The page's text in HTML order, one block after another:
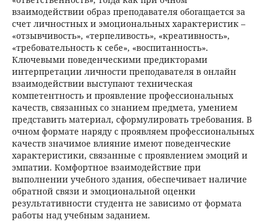
взаимодействии образ преподавателя обогащается за
счет личностных и эмоциональных характеристик –
«отзывчивость», «терпеливость», «креативность»,
«требовательность к себе», «воспитанность».
Ключевыми поведенческими предикторами
интерпретации личности преподавателя в онлайн
взаимодействии выступают техническая
компетентность и проявление профессиональных
качеств, связанных со знанием предмета, умением
представить материал, сформулировать требования. В
очном формате наряду с проявляем профессиональных
качеств значимое влияние имеют поведенческие
характеристики, связанные с проявлением эмоций и
эмпатии. Комфортное взаимодействие при
выполнении учебного здания, обеспечивает наличие
обратной связи и эмоциональной оценки
результативности студента не зависимо от формата
работы над учебным заданием.